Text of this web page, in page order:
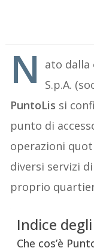
N
ato dalla
S.p.A.
PuntoLis si
punto di
operazioni
diversi servizi
proprio
Indice
Che cos’è